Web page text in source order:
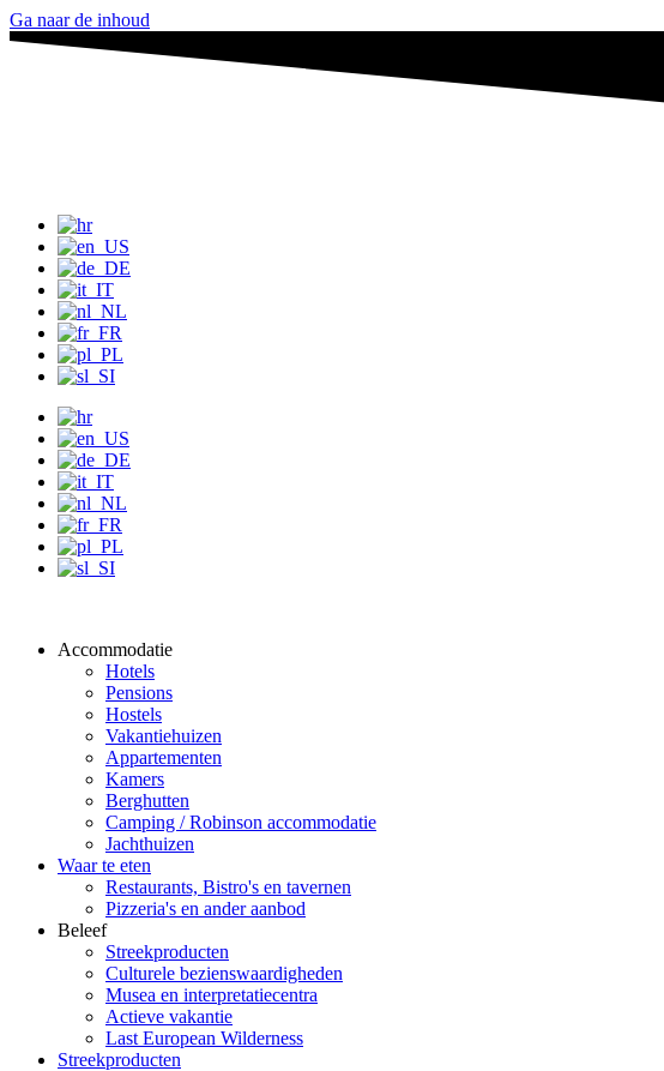
Ga naar de inhoud
Accommodatie
Hotels
Pensions
Hostels
Vakantiehuizen
Appartementen
Kamers
Berghutten
Camping / Robinson accommodatie
Jachthuizen
Waar te eten
Restaurants, Bistro's en tavernen
Pizzeria's en ander aanbod
Beleef
Streekproducten
Culturele bezienswaardigheden
Musea en interpretatiecentra
Actieve vakantie
Last European Wilderness
Streekproducten